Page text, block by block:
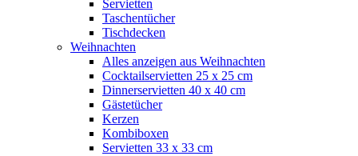
Servietten
Taschentücher
Tischdecken
Weihnachten
Alles anzeigen aus Weihnachten
Cocktailservietten 25 x 25 cm
Dinnerservietten 40 x 40 cm
Gästetücher
Kerzen
Kombiboxen
Servietten 33 x 33 cm